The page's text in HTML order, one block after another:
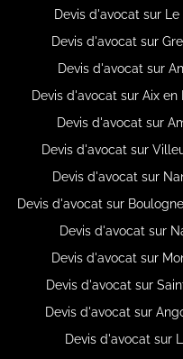
Devis d'avocat sur
Devis d'avocat sur
Devis d'avocat sur
Devis d'avocat sur Aix
Devis d'avocat sur
Devis d'avocat sur
Devis d'avocat sur
Devis d'avocat sur
Devis d'avocat sur
Devis d'avocat sur
Devis d'avocat sur
Devis d'avocat sur
Devis d'avocat sur